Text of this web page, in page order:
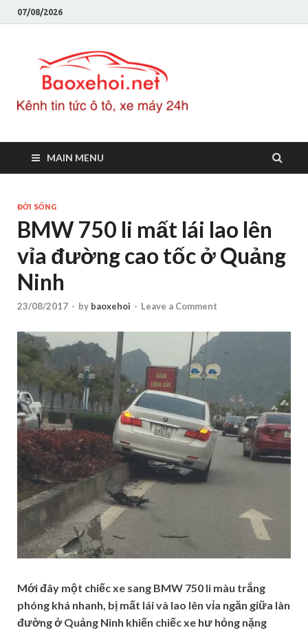
07/08/2026
MAIN MENU
ĐỜI SỐNG
BMW 750 li mất lái lao lên
vỉa đường cao tốc ở Quảng
Ninh
23/08/2017 - by baoxehoi - Leave a Comment
Mới đây một chiếc xe sang BMW 750 li màu trắng
phóng khá nhanh, bị mất lái và lao lên vỉa ngăn giữa làn
đường ở Quảng Ninh khiến chiếc xe hư hỏng nặng